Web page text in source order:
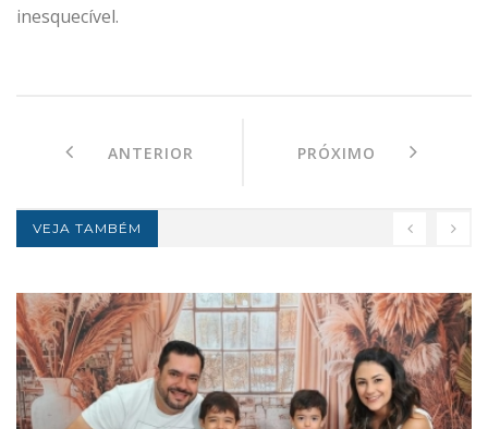
inesquecível.
ANTERIOR PRÓXIMO
VEJA TAMBÉM